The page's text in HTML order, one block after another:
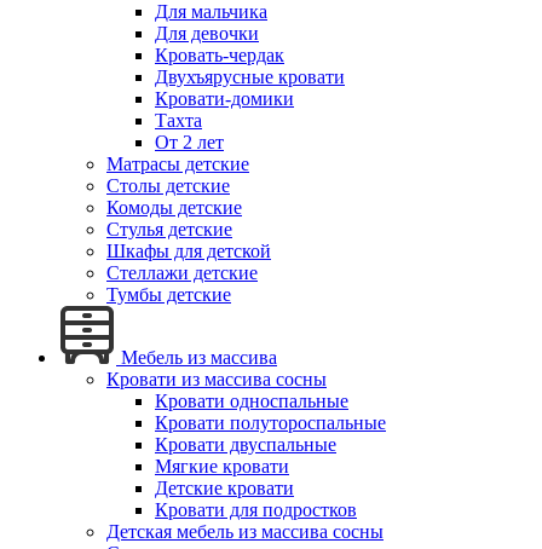
Для мальчика
Для девочки
Кровать-чердак
Двухъярусные кровати
Кровати-домики
Тахта
От 2 лет
Матрасы детские
Столы детские
Комоды детские
Стулья детские
Шкафы для детской
Стеллажи детские
Тумбы детские
Мебель из массива
Кровати из массива сосны
Кровати односпальные
Кровати полутороспальные
Кровати двуспальные
Мягкие кровати
Детские кровати
Кровати для подростков
Детская мебель из массива сосны